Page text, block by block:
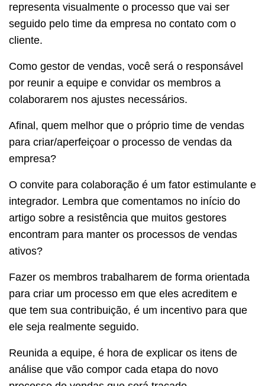
representa visualmente o processo que vai ser
seguido pelo time da empresa no contato com o
cliente.
Como gestor de vendas, você será o responsável
por reunir a equipe e convidar os membros a
colaborarem nos ajustes necessários.
Afinal, quem melhor que o próprio time de vendas
para criar/aperfeiçoar o processo de vendas da
empresa?
O convite para colaboração é um fator estimulante e
integrador. Lembra que comentamos no início do
artigo sobre a resistência que muitos gestores
encontram para manter os processos de vendas
ativos?
Fazer os membros trabalharem de forma orientada
para criar um processo em que eles acreditem e
que tem sua contribuição, é um incentivo para que
ele seja realmente seguido.
Reunida a equipe, é hora de explicar os itens de
análise que vão compor cada etapa do novo